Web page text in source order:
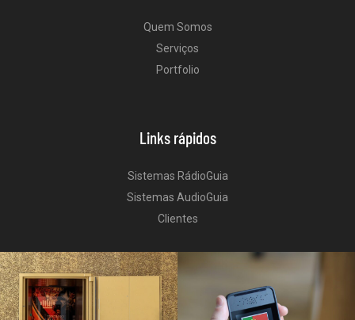
Quem Somos
Serviços
Portfolio
Links rápidos
Sistemas RádioGuia
Sistemas AudioGuia
Clientes